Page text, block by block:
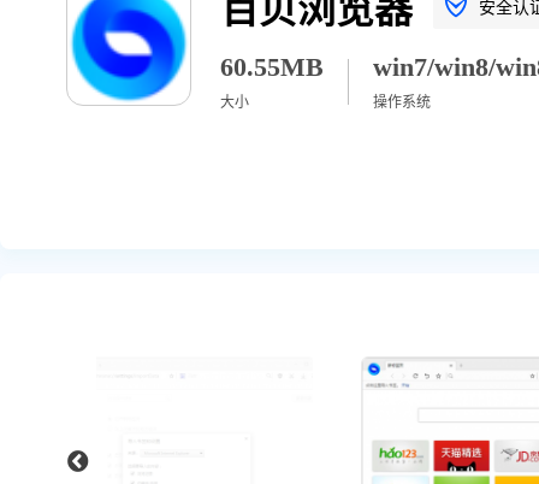
百贝浏览器 安全认
60.55MB
大小 操作系统